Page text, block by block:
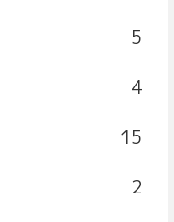
5
4
15
2